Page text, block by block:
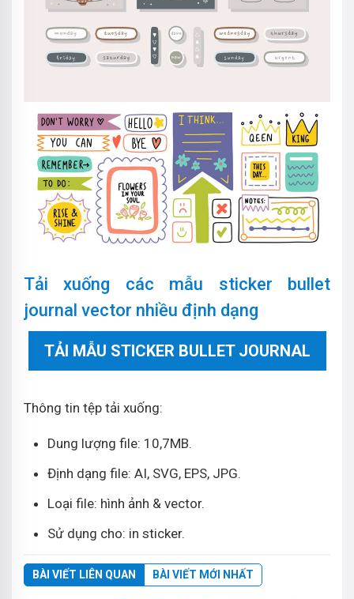
Tải xuống các mẫu sticker bullet
journal vector nhiều định dạng
TẢI MẪU STICKER BULLET JOURNAL
Thông tin tệp tải xuống:
Dung lượng file: 10,7MB.
Định dạng file: AI, SVG, EPS, JPG.
Loại file: hình ảnh & vector.
Sử dụng cho: in sticker.
BÀI VIẾT LIÊN QUAN BÀI VIẾT MỚI NHẤT